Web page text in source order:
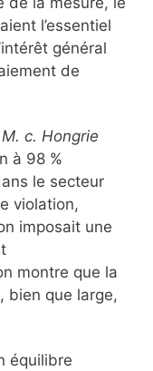
l’essentiel
général
de
c. Hongrie
à 98 %
le secteur
violation,
imposait une
montre que la
bien que large,
équilibre